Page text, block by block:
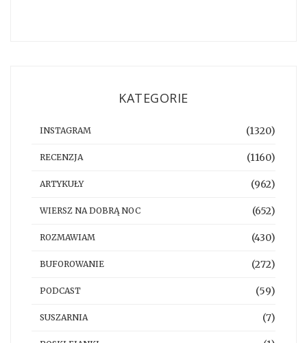
KATEGORIE
INSTAGRAM (1320)
RECENZJA (1160)
ARTYKUŁY (962)
WIERSZ NA DOBRĄ NOC (652)
ROZMAWIAM (430)
BUFOROWANIE (272)
PODCAST (59)
SUSZARNIA (7)